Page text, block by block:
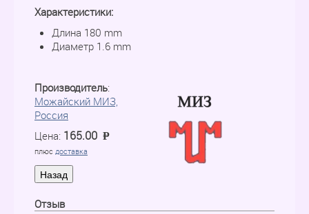
Характеристики:
Длина 180 mm
Диаметр 1.6 mm
Производитель:
Можайский МИЗ,
Россия
Цена: 165.00 =
P
плюс доставка
Отзыв